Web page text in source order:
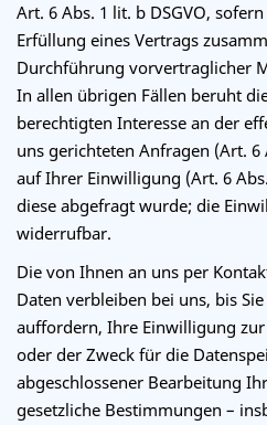
Art. 6 Abs. 1 lit. b DSGVO,
Erfüllung eines Vertrags
Durchführung vorvertraglicher
In allen übrigen Fällen beruht
berechtigten Interesse an der
uns gerichteten Anfragen (Art. 6
auf Ihrer Einwilligung (Art. 6
diese abgefragt wurde; die
widerrufbar.
Die von Ihnen an uns per
Daten verbleiben bei uns, bis
auffordern, Ihre Einwilligung
oder der Zweck für die
abgeschlossener Bearbeitung
gesetzliche Bestimmungen –